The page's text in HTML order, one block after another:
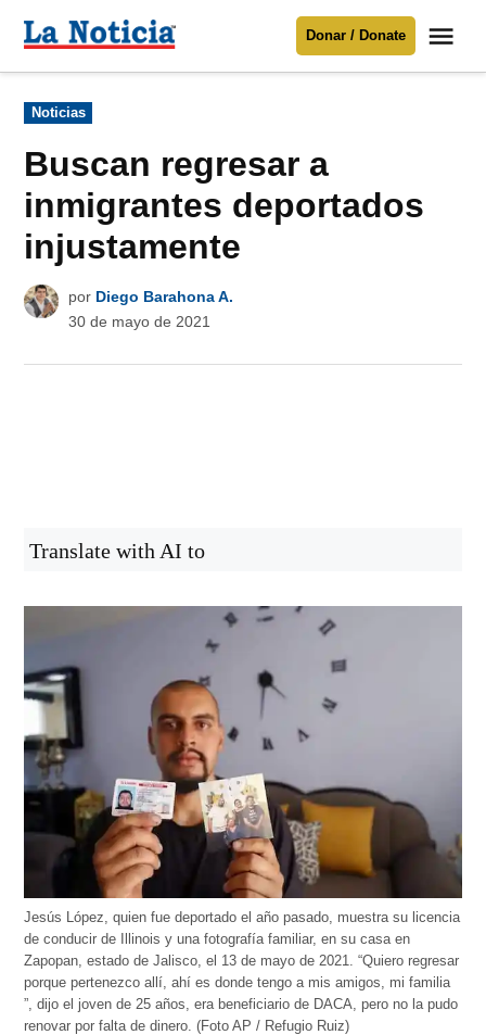
Para mantenerte informado necesitamos
Donar
contenido
Noticia
Donar / Donate
Publicado
en
Noticias
Buscan regresar a
inmigrantes deportados
injustamente
por Diego Barahona A.
30 de mayo de 2021
Translate with AI to
Jesús López, quien fue deportado el año pasado, muestra su licencia
de conducir de Illinois y una fotografía familiar, en su casa en
Zapopan, estado de Jalisco, el 13 de mayo de 2021. “Quiero regresar
porque pertenezco allí, ahí es donde tengo a mis amigos, mi familia
”, dijo el joven de 25 años, era beneficiario de DACA, pero no la pudo
renovar por falta de dinero. (Foto AP / Refugio Ruiz)